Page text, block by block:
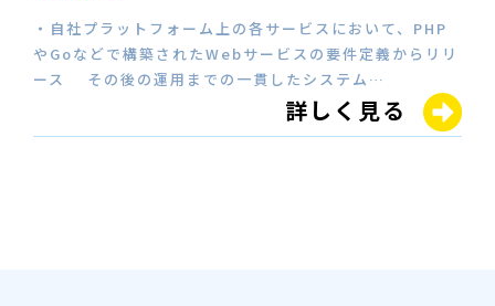
・自社プラットフォーム上の各サービスにおいて、PHP
やGoなどで構築されたWebサービスの要件定義からリリ
ース その後の運用までの一貫したシステム…
詳しく見る